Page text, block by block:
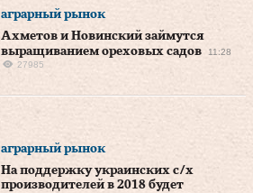
аграрный рынок
Ахметов и Новинский займутся
выращиванием ореховых садов
11:28
27985
аграрный рынок
На поддержку украинских с/х
производителей в 2018 будет